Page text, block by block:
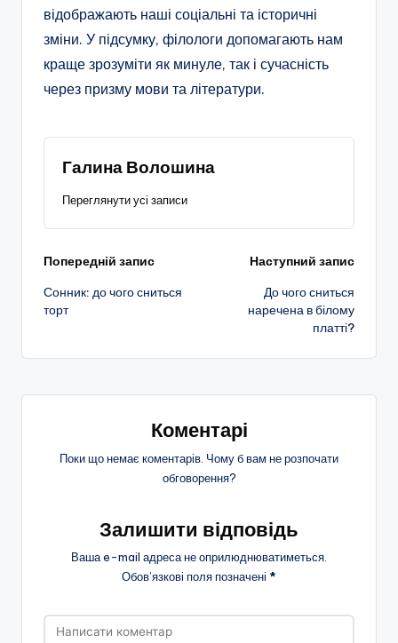
відображають наші соціальні та історичні
зміни. У підсумку, філологи допомагають нам
краще зрозуміти як минуле, так і сучасність
через призму мови та літератури.
Галина Волошина
Переглянути усі записи
Навігація
по
Попередній запис
Сонник: до чого сниться
торт
Наступний запис
До чого сниться
наречена в білому
платті?
Коментарі
Поки що немає коментарів. Чому б вам не розпочати
обговорення?
Залишити відповідь
Ваша e-mail адреса не оприлюднюватиметься.
Обов’язкові поля позначені *